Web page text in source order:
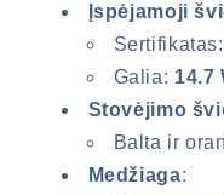
Įspėjamoji
Sertifikatas:
Galia: 14.7
Stovėjimo
Balta ir
Medžiaga: